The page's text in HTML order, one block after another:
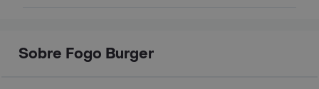
Sobre Fogo Burger